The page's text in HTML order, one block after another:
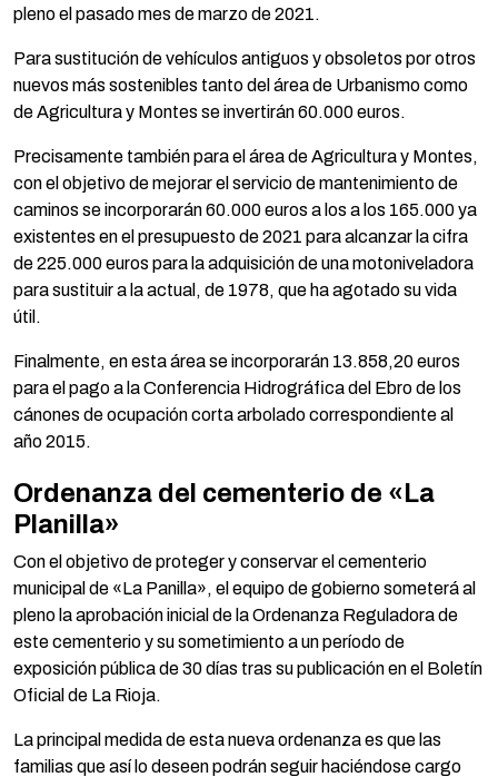
pleno el pasado mes de marzo de 2021.
Para sustitución de vehículos antiguos y obsoletos por otros
nuevos más sostenibles tanto del área de Urbanismo como
de Agricultura y Montes se invertirán 60.000 euros.
Precisamente también para el área de Agricultura y Montes,
con el objetivo de mejorar el servicio de mantenimiento de
caminos se incorporarán 60.000 euros a los a los 165.000 ya
existentes en el presupuesto de 2021 para alcanzar la cifra
de 225.000 euros para la adquisición de una motoniveladora
para sustituir a la actual, de 1978, que ha agotado su vida
útil.
Finalmente, en esta área se incorporarán 13.858,20 euros
para el pago a la Conferencia Hidrográfica del Ebro de los
cánones de ocupación corta arbolado correspondiente al
año 2015.
Ordenanza del cementerio de «La
Planilla»
Con el objetivo de proteger y conservar el cementerio
municipal de «La Panilla», el equipo de gobierno someterá al
pleno la aprobación inicial de la Ordenanza Reguladora de
este cementerio y su sometimiento a un período de
exposición pública de 30 días tras su publicación en el Boletín
Oficial de La Rioja.
La principal medida de esta nueva ordenanza es que las
familias que así lo deseen podrán seguir haciéndose cargo